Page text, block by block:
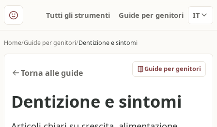
Tutti gli strumenti Guide per genitori IT
Home Guide per genitori Dentizione e sintomi
Torna alle guide Guide per genitori
Dentizione e sintomi